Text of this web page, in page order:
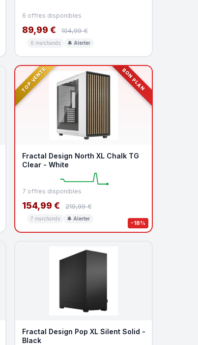
6 offres disponibles
89,99 € 104,99 €
6 marchands 🔔 Alerter
TOP VENTE BON PLAN
-18%
Fractal Design North XL Chalk TG
Clear - White
7 offres disponibles
154,99 € 219,99 €
7 marchands 🔔 Alerter
Fractal Design Pop XL Silent Solid -
Black